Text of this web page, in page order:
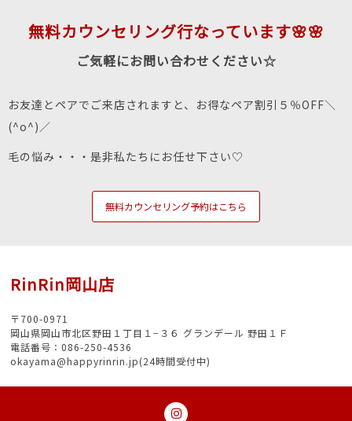
無料カウンセリング行なっています🌸🌸
ご気軽にお問い合わせください☆
お友達とペアでご来店されますと、お得なペア割引５％OFF＼
(^o^)／
毛の悩み・・・是非私たちにお任せ下さい♡
無料カウンセリング予約はこちら
RinRin岡山店
〒700-0971
岡山県岡山市北区野田１丁目１−３６ グランデール 野田１Ｆ
電話番号：086-250-4536
okayama@happyrinrin.jp(24時間受付中)